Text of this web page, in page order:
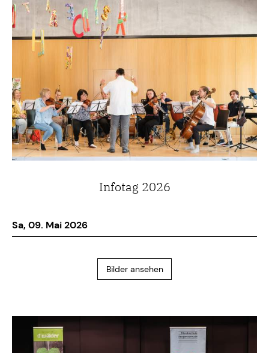
Infotag 2026
Sa, 09. Mai 2026
Bilder ansehen